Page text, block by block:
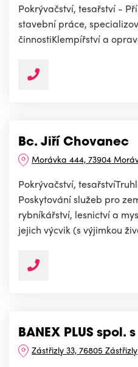
Pokrývačství, tesařství -
stavební práce,
činnostiKlempířství a
Bc. Jiří Chovanec
Morávka 444, 73904
Pokrývačství,
Poskytování služeb pro
rybníkářství, lesnictví a
jejich výcvik (s výjimkou
BANEX PLUS spol.
Zástřizly 33, 76805 Zástřizly